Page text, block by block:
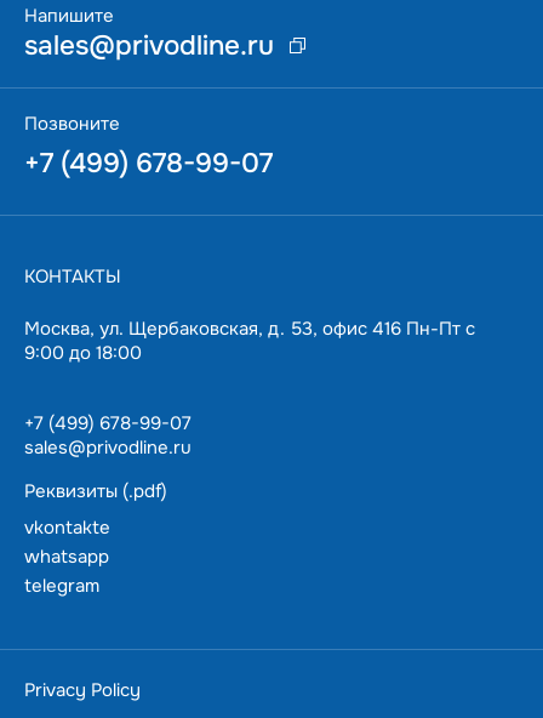
высокоинерционных механических систем, таких как
вентиляторы или краны, а также для предотвращения
перенапряжения в цепи постоянного тока
преобразователя частоты или сервопривода во время
быстрого торможения. Использование тормозных
резисторов способствует повышению безопасности и
долговечности оборудования, обеспечивая надежное
торможение в различных промышленных приложениях.
Мы предлагаем вам заказать RXLG2.0KW50RJ с
месяцев. Эта модель поддерживается на складе в
возникающие вопросы.
варианты решения.
Ценим ваше время — подберем и доставим в
пределах Москвы
Напишите
sales@privodline.ru
Позвоните
+7 (499) 678-99-07
КОНТАКТЫ
Москва, ул. Щербаковская, д. 53, офис 416 Пн-Пт с
9:00 до 18:00
+7 (499) 678-99-07
sales@privodline.ru
Реквизиты (.pdf)
vkontakte
whatsapp
telegram
Privacy Policy